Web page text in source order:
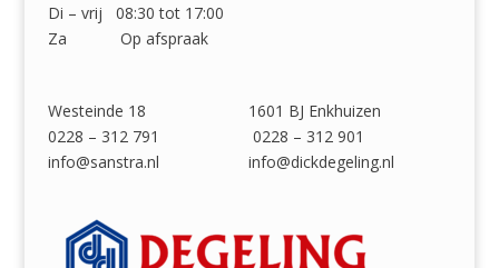
Di – vrij 08:30 tot 17:00
Za Op afspraak
Westeinde 18 1601 BJ Enkhuizen
0228 – 312 791 0228 – 312 901
info@sanstra.nl info@dickdegeling.nl